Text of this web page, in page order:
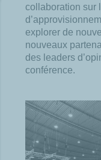
collaboration sur
explorer de
nouveaux
des leaders
conférence.